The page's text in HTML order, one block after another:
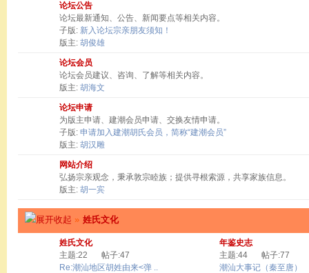
论坛公告
论坛最新通知、公告、新闻要点等相关内容。
子版: 新入论坛宗亲朋友须知！
版主: 胡俊雄
论坛会员
论坛会员建议、咨询、了解等相关内容。
版主: 胡海文
论坛申请
为版主申请、建潮会员申请、交换友情申请。
子版: 申请加入建潮胡氏会员，简称“建潮会员”
版主: 胡汉雕
网站介绍
弘扬宗亲观念，秉承敦宗睦族；提供寻根索源，共享家族信息。
版主: 胡一宾
» 姓氏文化
姓氏文化
主题:22
帖子:47
Re:潮汕地区胡姓由来<弹 ..
年鉴史志
主题:44
帖子:77
潮汕大事记（秦至唐）